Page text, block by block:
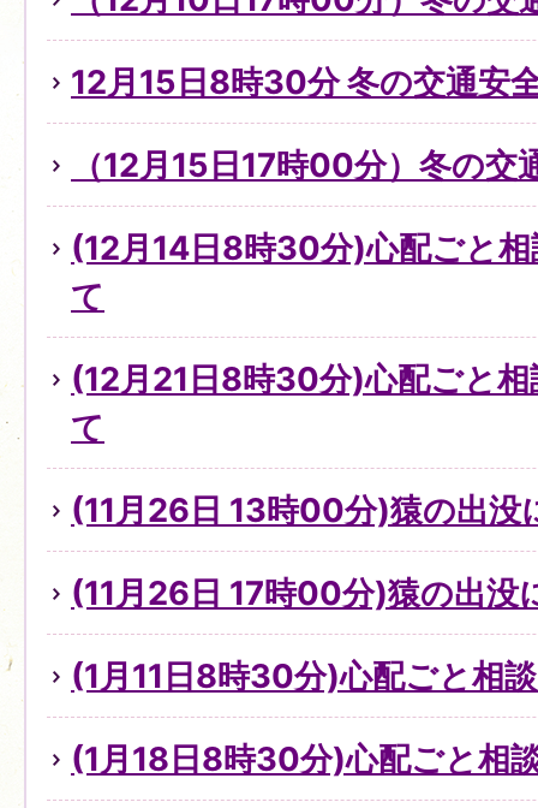
12月15日8時30分 冬の交通安
（12月15日17時00分）冬の
(12月14日8時30分)心配ごと
て
(12月21日8時30分)心配ごと
て
(11月26日 13時00分)猿の出没
(11月26日 17時00分)猿の出没
(1月11日8時30分)心配ごと相
(1月18日8時30分)心配ごと相